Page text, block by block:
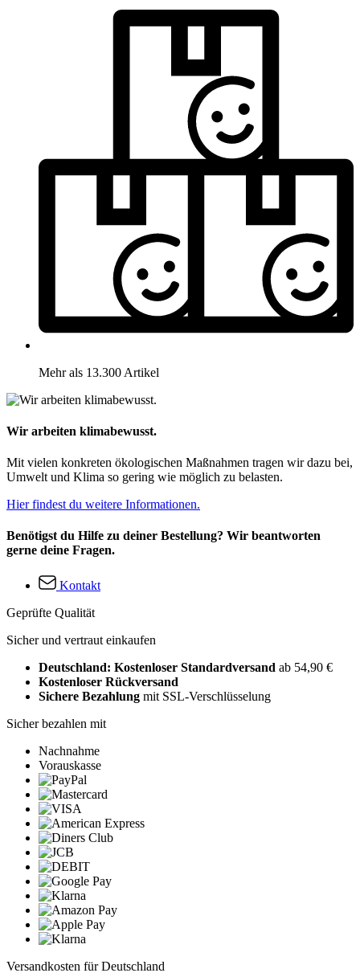
Mehr als 13.300 Artikel
Wir arbeiten klimabewusst.
Mit vielen konkreten ökologischen Maßnahmen tragen wir dazu bei,
Umwelt und Klima so gering wie möglich zu belasten.
Hier findest du weitere Informationen.
Benötigst du Hilfe zu deiner Bestellung? Wir beantworten
gerne deine Fragen.
Kontakt
Geprüfte Qualität
Sicher und vertraut einkaufen
Deutschland: Kostenloser Standardversand ab 54,90 €
Kostenloser Rückversand
Sichere Bezahlung mit SSL-Verschlüsselung
Sicher bezahlen mit
Nachnahme
Vorauskasse
Versandkosten für Deutschland